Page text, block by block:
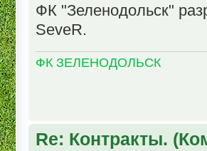
ФК "Зеленодольск"
SeveR.
ФК ЗЕЛЕНОДОЛЬСК
Re: Контракты.